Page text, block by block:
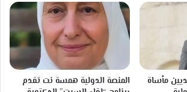
مأساة
المنصة الدولية همسة نت تقدم